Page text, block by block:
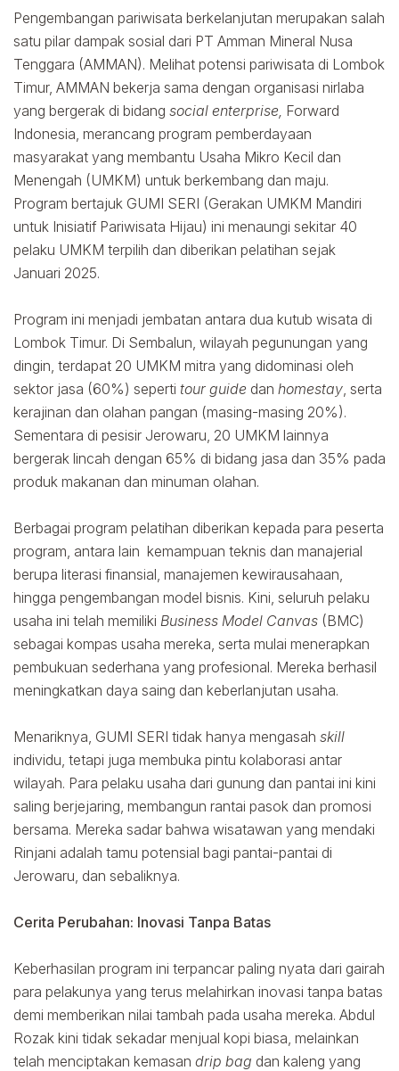
Pengembangan pariwisata berkelanjutan merupakan salah
satu pilar dampak sosial dari PT Amman Mineral Nusa
Tenggara (AMMAN). Melihat potensi pariwisata di Lombok
Timur, AMMAN bekerja sama dengan organisasi nirlaba
yang bergerak di bidang social enterprise, Forward
Indonesia, merancang program pemberdayaan
masyarakat yang membantu Usaha Mikro Kecil dan
Menengah (UMKM) untuk berkembang dan maju.
Program bertajuk GUMI SERI (Gerakan UMKM Mandiri
untuk Inisiatif Pariwisata Hijau) ini menaungi sekitar 40
pelaku UMKM terpilih dan diberikan pelatihan sejak
Januari 2025.
Program ini menjadi jembatan antara dua kutub wisata di
Lombok Timur. Di Sembalun, wilayah pegunungan yang
dingin, terdapat 20 UMKM mitra yang didominasi oleh
sektor jasa (60%) seperti tour guide dan homestay, serta
kerajinan dan olahan pangan (masing-masing 20%).
Sementara di pesisir Jerowaru, 20 UMKM lainnya
bergerak lincah dengan 65% di bidang jasa dan 35% pada
produk makanan dan minuman olahan.
Berbagai program pelatihan diberikan kepada para peserta
program, antara lain kemampuan teknis dan manajerial
berupa literasi finansial, manajemen kewirausahaan,
hingga pengembangan model bisnis. Kini, seluruh pelaku
usaha ini telah memiliki Business Model Canvas (BMC)
sebagai kompas usaha mereka, serta mulai menerapkan
pembukuan sederhana yang profesional. Mereka berhasil
meningkatkan daya saing dan keberlanjutan usaha.
Menariknya, GUMI SERI tidak hanya mengasah skill
individu, tetapi juga membuka pintu kolaborasi antar
wilayah. Para pelaku usaha dari gunung dan pantai ini kini
saling berjejaring, membangun rantai pasok dan promosi
bersama. Mereka sadar bahwa wisatawan yang mendaki
Rinjani adalah tamu potensial bagi pantai-pantai di
Jerowaru, dan sebaliknya.
Cerita Perubahan: Inovasi Tanpa Batas
Keberhasilan program ini terpancar paling nyata dari gairah
para pelakunya yang terus melahirkan inovasi tanpa batas
demi memberikan nilai tambah pada usaha mereka. Abdul
Rozak kini tidak sekadar menjual kopi biasa, melainkan
telah menciptakan kemasan drip bag dan kaleng yang